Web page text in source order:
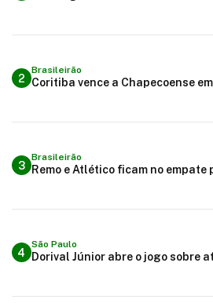
2
Brasileirão
Coritiba vence a
3
Brasileirão
Remo e Atlético ficam no empate
4
São Paulo
Dorival Júnior abre o jogo sobre